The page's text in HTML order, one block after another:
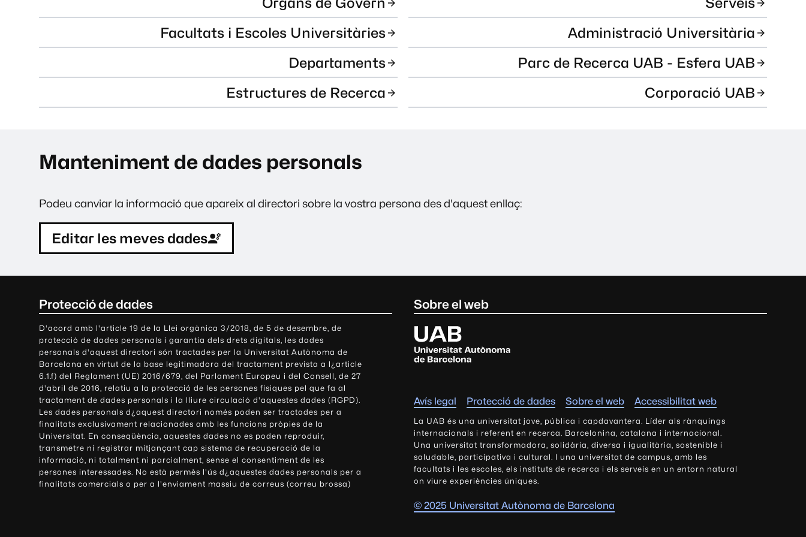
Facultats i Escoles Universitàries
Departaments
Estructures de Recerca
Administració Universitària
Parc de Recerca UAB - Esfera UAB
Corporació UAB
Manteniment de dades personals
Podeu canviar la informació que apareix al directori sobre la vostra persona des d'aquest enllaç:
Editar les meves dades
Protecció de dades
D'acord amb l'article 19 de la Llei orgànica 3/2018, de 5 de desembre, de
protecció de dades personals i garantia dels drets digitals, les dades
personals d'aquest directori són tractades per la Universitat Autònoma de
Barcelona en virtut de la base legitimadora del tractament prevista a l¿article
6.1.f) del Reglament (UE) 2016/679, del Parlament Europeu i del Consell, de 27
d'abril de 2016, relatiu a la protecció de les persones físiques pel que fa al
tractament de dades personals i la lliure circulació d'aquestes dades (RGPD).
Les dades personals d¿aquest directori només poden ser tractades per a
finalitats exclusivament relacionades amb les funcions pròpies de la
Universitat. En conseqüència, aquestes dades no es poden reproduir,
transmetre ni registrar mitjançant cap sistema de recuperació de la
informació, ni totalment ni parcialment, sense el consentiment de les
persones interessades. No està permès l'ús d¿aquestes dades personals per a
finalitats comercials o per a l'enviament massiu de correus (correu brossa)
Sobre el web
U
n
i
s
i
t
a
t
A
u
t
ò
Avís legal Protecció de dades Sobre el web Accessibilitat web
La UAB és una universitat jove, pública i capdavantera. Líder als rànquings
internacionals i referent en recerca. Barcelonina, catalana i internacional.
Una universitat transformadora, solidària, diversa i igualitària, sostenible i
saludable, participativa i cultural. I una universitat de campus, amb les
facultats i les escoles, els instituts de recerca i els serveis en un entorn natural
on viure experiències úniques.
© 2025 Universitat Autònoma de Barcelona